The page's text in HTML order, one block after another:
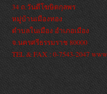
34 ถ.วันดีโฆษิตกุลพร
หมู่บ้านเมืองทอง
ตำบลในเมือง อำเภอเมือง
จ.นครศรีธรรมราช 80000
TEL & FAX : 0-7543-2047